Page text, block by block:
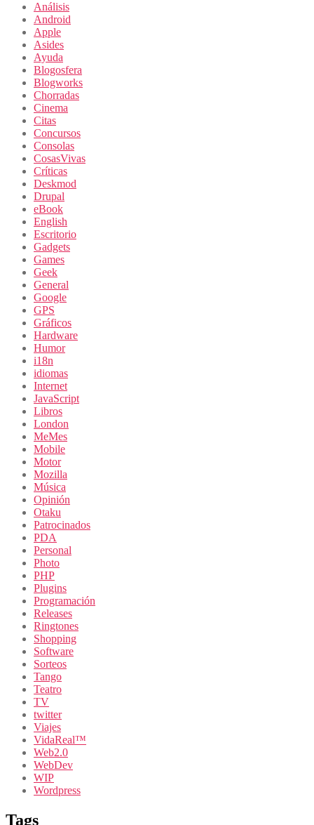
Análisis
Android
Apple
Asides
Ayuda
Blogosfera
Blogworks
Chorradas
Cinema
Citas
Concursos
Consolas
CosasVivas
Críticas
Deskmod
Drupal
eBook
English
Escritorio
Gadgets
Games
Geek
General
Google
GPS
Gráficos
Hardware
Humor
i18n
idiomas
Internet
JavaScript
Libros
London
MeMes
Mobile
Motor
Mozilla
Música
Opinión
Otaku
Patrocinados
PDA
Personal
Photo
PHP
Plugins
Programación
Releases
Ringtones
Shopping
Software
Sorteos
Tango
Teatro
TV
twitter
Viajes
VidaReal™
Web2.0
WebDev
WIP
Wordpress
Tags